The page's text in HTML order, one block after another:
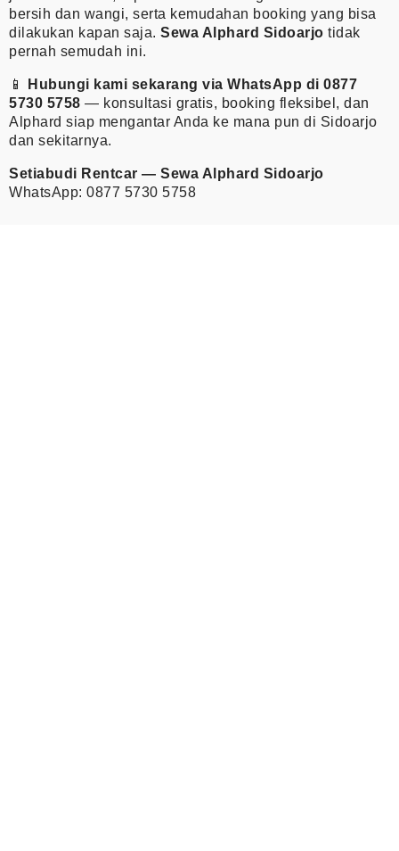
bersih dan wangi, serta kemudahan booking yang bisa
dilakukan kapan saja. Sewa Alphard Sidoarjo tidak
pernah semudah ini.
📱 Hubungi kami sekarang via WhatsApp di 0877
5730 5758 — konsultasi gratis, booking fleksibel, dan
Alphard siap mengantar Anda ke mana pun di Sidoarjo
dan sekitarnya.
Setiabudi Rentcar — Sewa Alphard Sidoarjo
WhatsApp: 0877 5730 5758